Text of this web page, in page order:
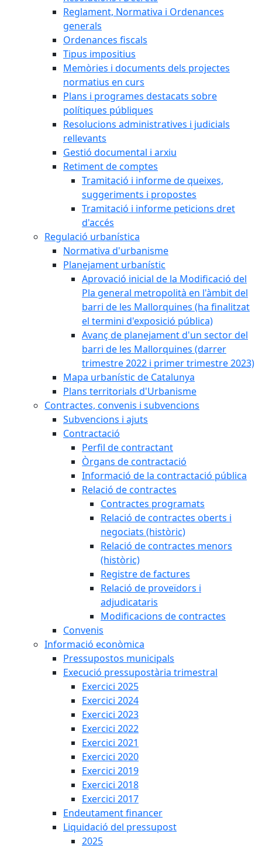
Reglament, Normativa i Ordenances
generals
Ordenances fiscals
Tipus impositius
Memòries i documents dels projectes
normatius en curs
Plans i programes destacats sobre
polítiques públiques
Resolucions administratives i judicials
rellevants
Gestió documental i arxiu
Retiment de comptes
Tramitació i informe de queixes,
suggeriments i propostes
Tramitació i informe peticions dret
d'accés
Regulació urbanística
Normativa d'urbanisme
Planejament urbanístic
Aprovació inicial de la Modificació del
Pla general metropolità en l'àmbit del
barri de les Mallorquines (ha finalitzat
el termini d'exposició pública)
Avanç de planejament d'un sector del
barri de les Mallorquines (darrer
trimestre 2022 i primer trimestre 2023)
Mapa urbanístic de Catalunya
Plans territorials d'Urbanisme
Contractes, convenis i subvencions
Subvencions i ajuts
Contractació
Perfil de contractant
Òrgans de contractació
Informació de la contractació pública
Relació de contractes
Contractes programats
Relació de contractes oberts i
negociats (històric)
Relació de contractes menors
(històric)
Registre de factures
Relació de proveïdors i
adjudicataris
Modificacions de contractes
Convenis
Informació econòmica
Pressupostos municipals
Execució pressupostària trimestral
Exercici 2025
Exercici 2024
Exercici 2023
Exercici 2022
Exercici 2021
Exercici 2020
Exercici 2019
Exercici 2018
Exercici 2017
Endeutament financer
Liquidació del pressupost
2025